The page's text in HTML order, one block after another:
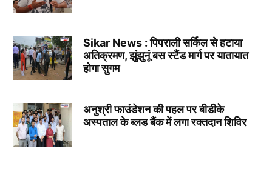
Sikar News : पिपराली सर्किल से हटाया
अतिक्रमण, झुंझुनूं बस स्टैंड मार्ग पर यातायात
होगा सुगम
अनुश्री फाउंडेशन की पहल पर बीडीके
अस्पताल के ब्लड बैंक में लगा रक्तदान शिविर